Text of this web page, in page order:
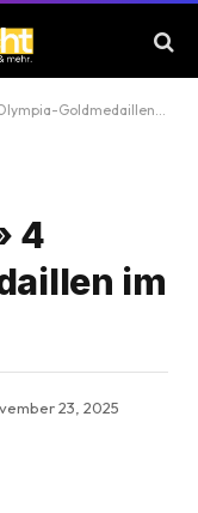
Goldmedaillen im Überblick
4
im
23, 2025